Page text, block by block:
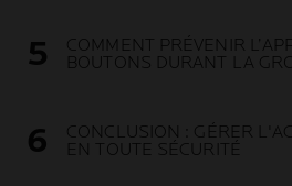
COMMENT PRÉVENIR
BOUTONS DURANT LA
CONCLUSION : GÉRER
EN TOUTE SÉCURITÉ